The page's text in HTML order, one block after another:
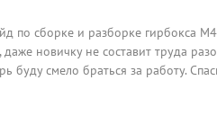
по сборке и разборке гирбокса
новичку не составит труда
буду смело браться за работу.